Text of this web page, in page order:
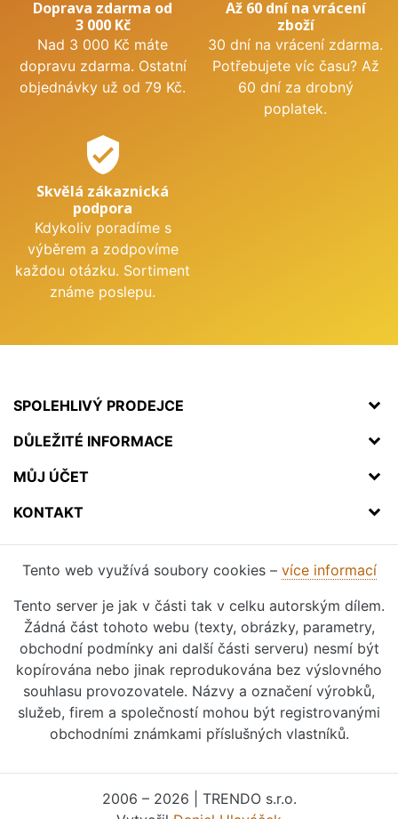
Doprava zdarma od
3 000 Kč
Nad 3 000 Kč máte
dopravu zdarma. Ostatní
objednávky už od 79 Kč.
Až 60 dní na vrácení
zboží
30 dní na vrácení zdarma.
Potřebujete víc času? Až
60 dní za drobný
poplatek.
verified_user
Skvělá zákaznická
podpora
Kdykoliv poradíme s
výběrem a zodpovíme
každou otázku. Sortiment
známe poslepu.
SPOLEHLIVÝ PRODEJCE
DŮLEŽITÉ INFORMACE
MŮJ ÚČET
KONTAKT
Tento web využívá soubory cookies – více informací
Tento server je jak v části tak v celku autorským dílem.
Žádná část tohoto webu (texty, obrázky, parametry,
obchodní podmínky ani další části serveru) nesmí být
kopírována nebo jinak reprodukována bez výslovného
souhlasu provozovatele. Názvy a označení výrobků,
služeb, firem a společností mohou být registrovanými
obchodními známkami příslušných vlastníků.
2006 – 2026 | TRENDO s.r.o.